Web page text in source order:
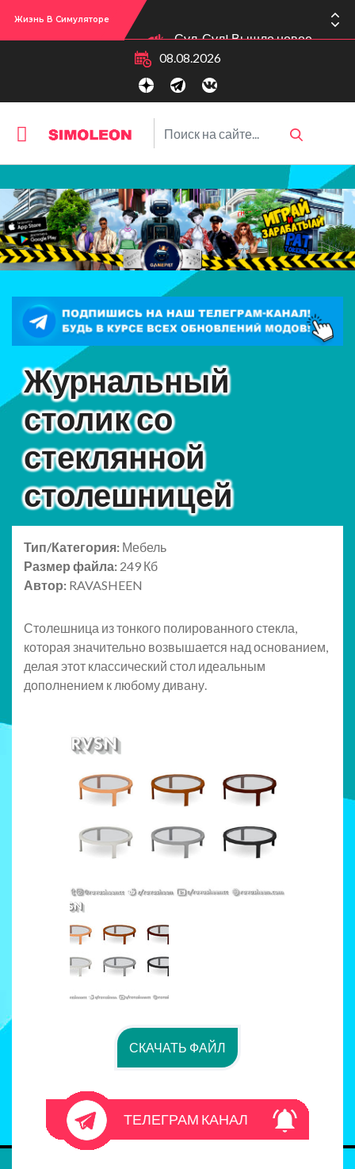
Жизнь В Симуляторе
08.08.2026
Журнальный
столик со
стеклянной
столешницей
Тип/Категория: Мебель
Размер файла: 249 Кб
Автор: RAVASHEEN
Столешница из тонкого полированного стекла,
которая значительно возвышается над основанием,
делая этот классический стол идеальным
дополнением к любому дивану.
СКАЧАТЬ ФАЙЛ
ТЕЛЕГРАМ КАНАЛ